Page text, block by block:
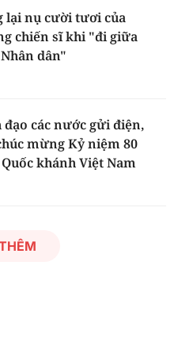
lại nụ cười tươi của
chiến sĩ khi "đi giữa
dân"
đạo các nước gửi điện,
mừng Kỷ niệm 80
khánh Việt Nam